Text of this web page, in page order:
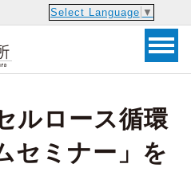
Select Language ▼
ルロース循環
セミナー」を